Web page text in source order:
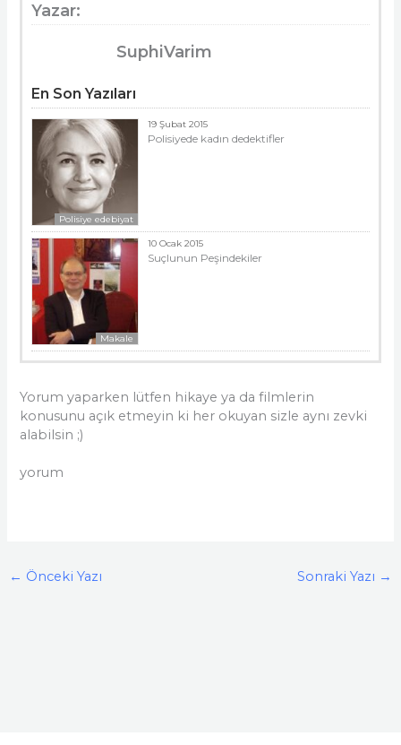
Yazar:
SuphiVarim
En Son Yazıları
Polisiye edebiyat
19 Şubat 2015
Polisiyede kadın dedektifler
Makale
10 Ocak 2015
Suçlunun Peşindekiler
Yorum yaparken lütfen hikaye ya da filmlerin
konusunu açık etmeyin ki her okuyan sizle aynı zevki
alabilsin ;)
yorum
← Önceki Yazı Sonraki Yazı →